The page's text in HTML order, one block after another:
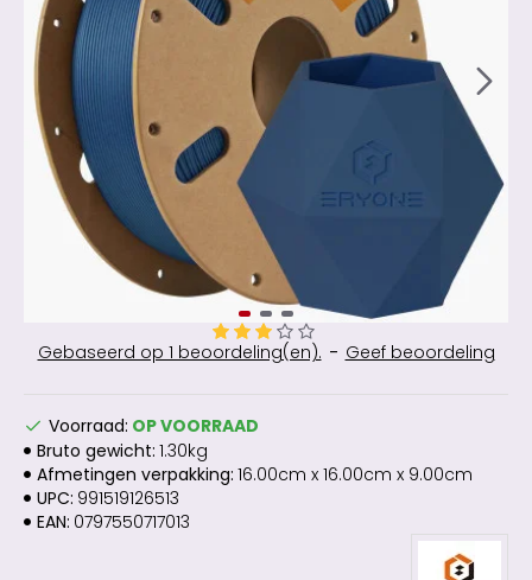
Gebaseerd op 1 beoordeling(en). - Geef beoordeling
Voorraad: OP VOORRAAD
Bruto gewicht: 1.30kg
Afmetingen verpakking: 16.00cm x 16.00cm x 9.00cm
UPC: 991519126513
EAN: 0797550717013